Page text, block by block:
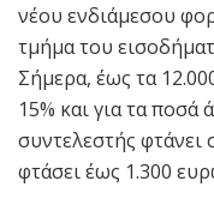
νέου ενδιάμεσου
τμήμα του
Σήμερα, έως τα
15% και για τα
συντελεστής
φτάσει έως 1.300